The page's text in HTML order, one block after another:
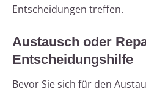
Entscheidungen treffen.
Austausch oder
Entscheidungshilfe
Bevor Sie sich für den